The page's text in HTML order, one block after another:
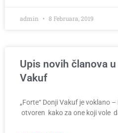
admin 8 Februara, 2019
Upis novih članova u
Vakuf
„Forte“ Donji Vakuf je voklano
otvoren kako za one koji vole